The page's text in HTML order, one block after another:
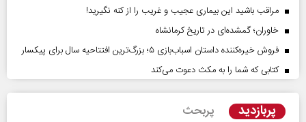
مراقب باشید این بیماری عجیب و غریب را از کنه نگیرید!
خاوران؛ گمشده‌ای در تاریخ کرمانشاه
فروش خیره‌کننده داستان اسباب‌بازی ۵؛ بزرگ‌ترین افتتاحیه سال برای پیکسار
کتابی که شما را به مکث دعوت می‌کند
پربازدید پربحث